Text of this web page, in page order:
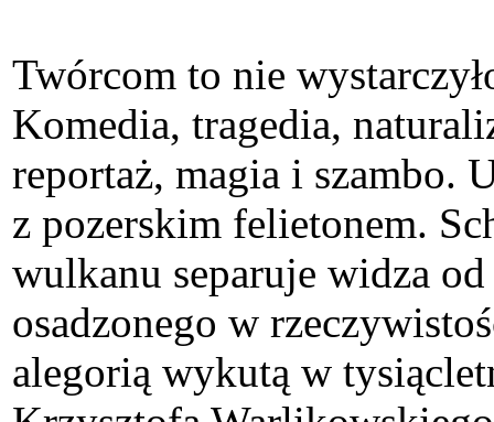
Twórcom to nie
Komedia, tragedia,
reportaż, magia i szambo.
z pozerskim felietonem.
wulkanu separuje widza
osadzonego w
alegorią wykutą w